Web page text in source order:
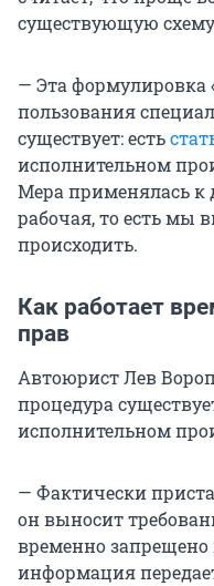
существующую
— Эта формулировка
пользования
существует: есть
исполнительном
Мера применялась к
рабочая, то есть мы
происходить.
Как работает
прав
Автоюрист Лев
процедура
исполнительном
— Фактически
он выносит
временно запрещено
информация